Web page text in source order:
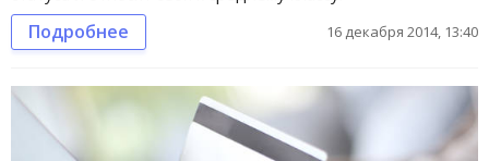
Подробнее 16 декабря 2014, 13:40